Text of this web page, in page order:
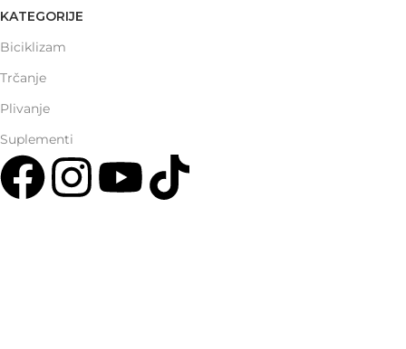
KATEGORIJE
Biciklizam
Trčanje
Plivanje
Suplementi